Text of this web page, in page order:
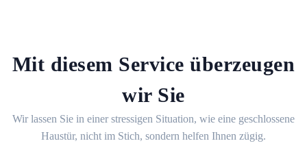
Mit diesem Service überzeugen
wir Sie
Wir lassen Sie in einer stressigen Situation, wie eine geschlossene
Haustür, nicht im Stich, sondern helfen Ihnen zügig.